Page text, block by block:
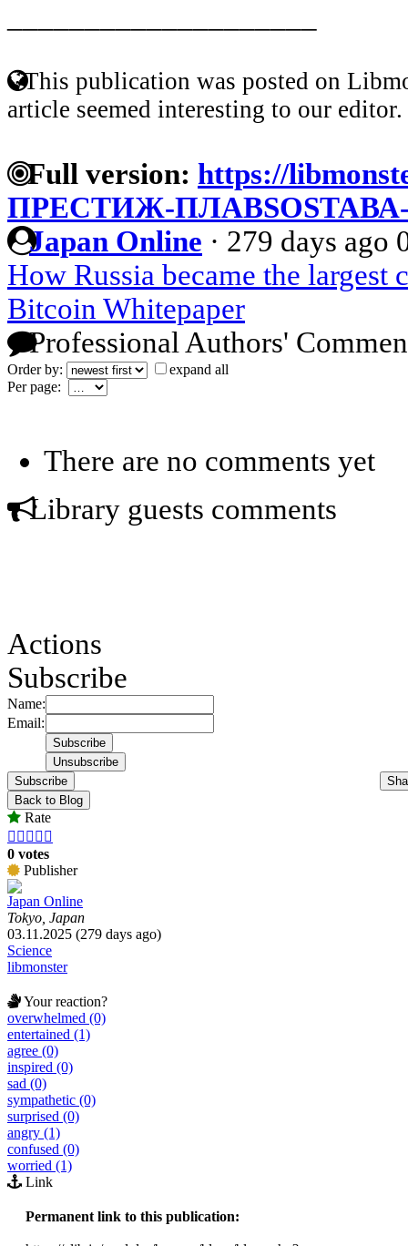
This publication was posted on
article seemed interesting to our editor.
Full version: https://
ПРЕСТИЖ-
Japan Online · 279 days ago
How Russia became the largest
Bitcoin Whitepaper
Professional Authors'
Order by:
expand all
Per page:
There are no comments yet
Library guests comments
Actions
Subscribe
Name:
Email:
Subscribe
Back to Blog
Rate
    
0 votes
Publisher
Japan Online
Tokyo, Japan
03.11.2025 (279 days ago)
Science
libmonster
Your reaction?
overwhelmed (0)
entertained (1)
agree (0)
inspired (0)
sad (0)
sympathetic (0)
surprised (0)
angry (1)
confused (0)
worried (1)
Link
Permanent link to this publication: